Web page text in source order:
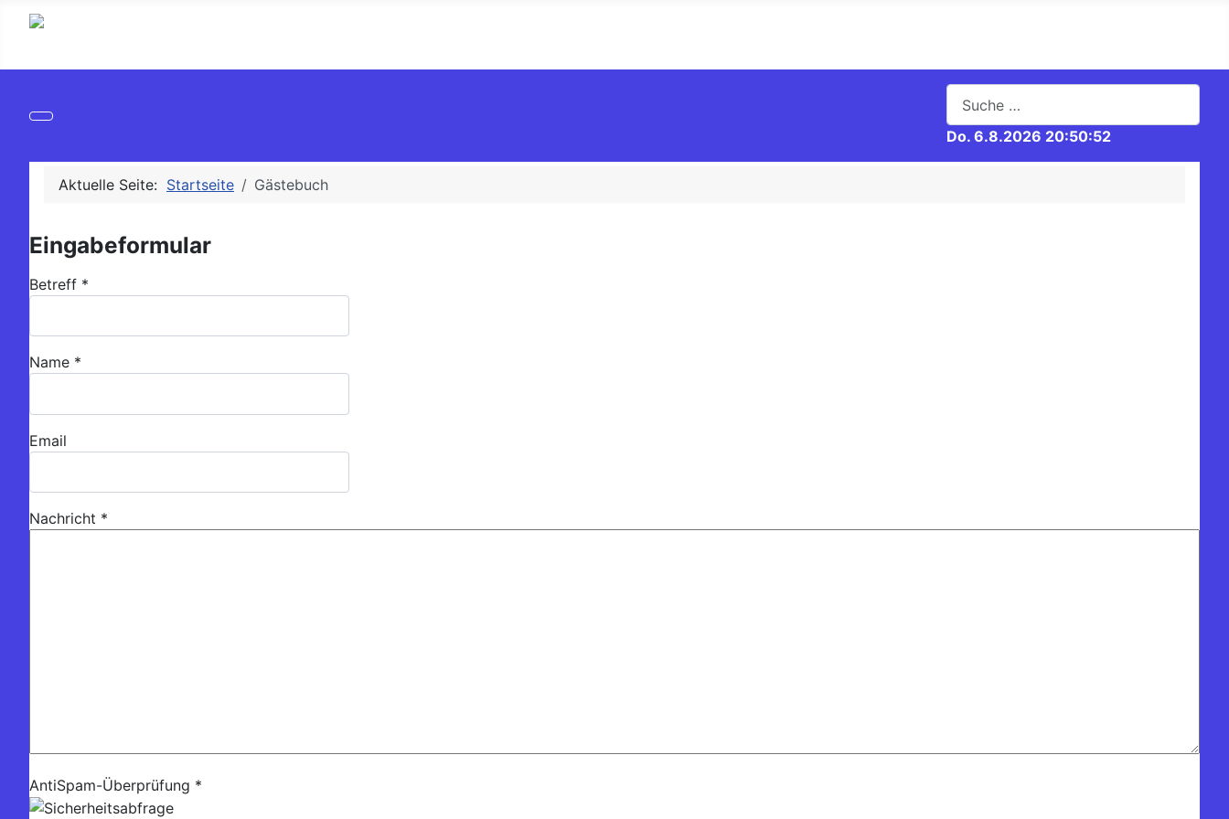
Do. 6.8.2026 20:50:52
Aktuelle Seite: Startseite Gästebuch
Eingabeformular
Betreff *
Name *
Email
Nachricht *
AntiSpam-Überprüfung *